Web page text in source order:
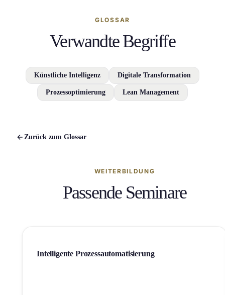
GLOSSAR
Verwandte Begriffe
Künstliche Intelligenz Digitale Transformation
Prozessoptimierung Lean Management
Zurück zum Glossar
WEITERBILDUNG
Passende Seminare
Intelligente Prozessautomatisierung